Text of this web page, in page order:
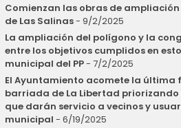
Comienzan las obras de
de Las Salinas- 9/2/2025
La ampliación del polígono y la
entre los objetivos cumplidos en
municipal del PP- 7/2/2025
El Ayuntamiento acomete la última
barriada de La Libertad
que darán servicio a vecinos y
municipal - 6/19/2025